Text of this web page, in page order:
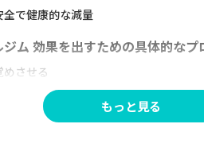
で健康的な減量
ム 効果を出すための具体的なプ
させる
筋力トレーニング
的に変える
もっと見る